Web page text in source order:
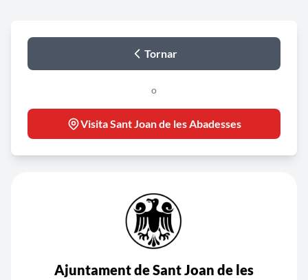
Tornar
o
Visita Sant Joan de les Abadesses
Ajuntament de Sant Joan de les